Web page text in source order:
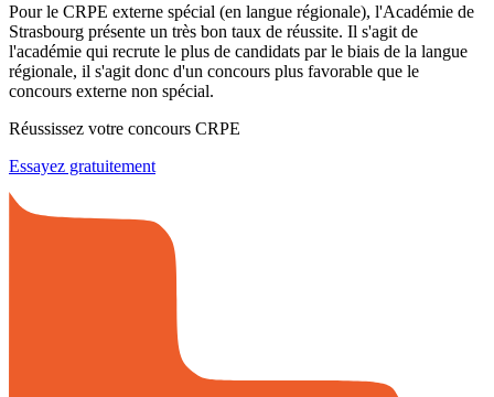
Pour le CRPE externe spécial (en langue régionale), l'Académie de
Strasbourg présente un très bon taux de réussite. Il s'agit de
l'académie qui recrute le plus de candidats par le biais de la langue
régionale, il s'agit donc d'un concours plus favorable que le
concours externe non spécial.
Réussissez votre concours CRPE
Essayez gratuitement